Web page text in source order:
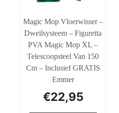
Magic Mop Vloerwisser –
Dweilsysteem – Figuretta
PVA Magic Mop XL –
Telescoopsteel Van 150
Cm – Inclusief GRATIS
Emmer
€22,95